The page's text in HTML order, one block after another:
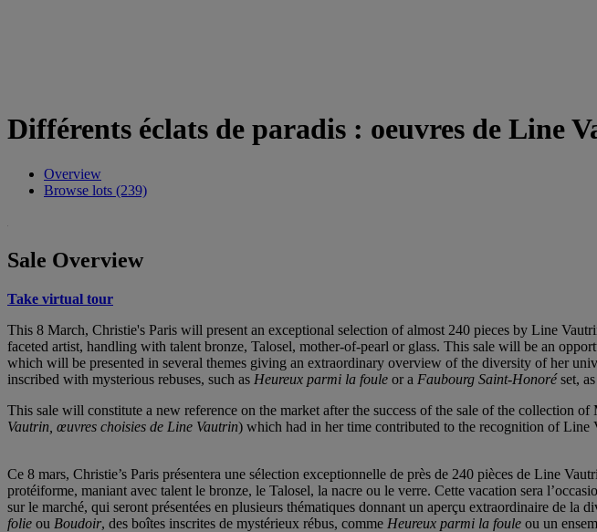
Différents éclats de paradis : oeuvres de Line
Overview
Browse lots (239)
Sale Overview
Take virtual tour
This 8 March, Christie's Paris will present an exceptional selection of almost 240 pieces by Line
faceted artist, handling with talent bronze, Talosel, mother-of-pearl or glass. This sale will be an
which will be presented in several themes giving an extraordinary overview of the diversity of her
inscribed with mysterious rebuses, such as Heureux parmi la foule or a Faubourg Saint-Honoréset,
This sale will constitute a new reference on the market after the success of the sale of the collection
Vautrin, œuvres choisies de Line Vautrin) which had in her time contributed to the recognition of Line
Ce 8 mars, Christie’s Paris présentera une sélection exceptionnelle de près de 240 pièces de Line
protéiforme, maniant avec talent le bronze, le Talosel, la nacre ou le verre. Cette vacation sera
sur le marché, qui seront présentées en plusieurs thématiques donnant un aperçu extraordinaire de
folie ou Boudoir, des boîtes inscrites de mystérieux rébus, comme Heureux parmi la foule ou un